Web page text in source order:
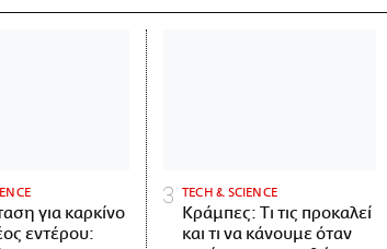
για καρκίνο
εντέρου:
ΤECH & SCIENCE
Κράμπες: Τι τις προκαλεί
και τι να κάνουμε όταν